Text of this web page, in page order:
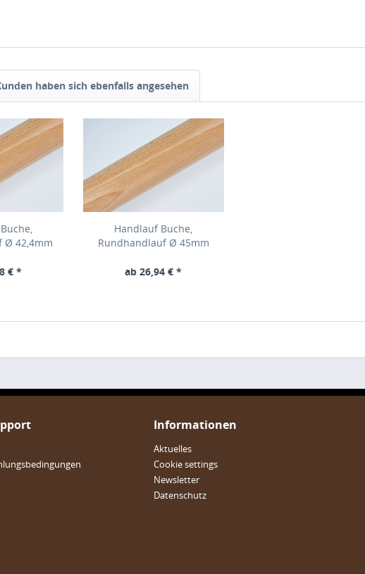
haben sich ebenfalls angesehen
Ø 42,4mm
€ *
Handlauf Buche,
Rundhandlauf Ø 45mm
ab 26,94 € *
Informationen
Aktuelles
Cookie settings
Newsletter
Datenschutz